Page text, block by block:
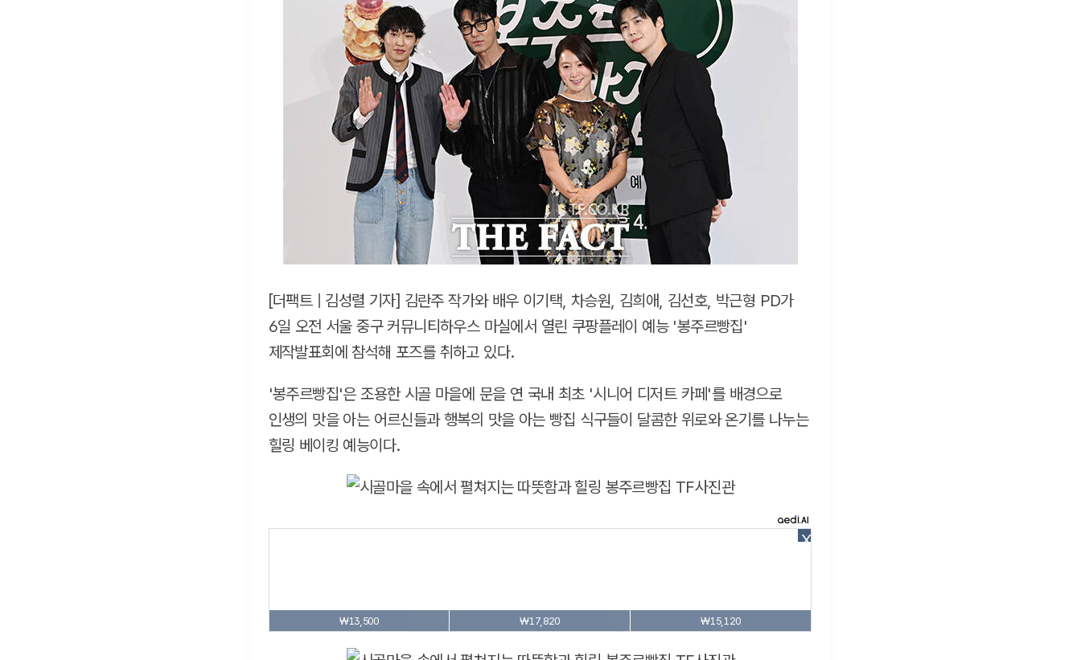
[더팩트 | 김성렬 기자] 김란주 작가와 배우 이기택, 차승원, 김희애, 김선호, 박근형 PD가
6일 오전 서울 중구 커뮤니티하우스 마실에서 열린 쿠팡플레이 예능 '봉주르빵집'
제작발표회에 참석해 포즈를 취하고 있다.
'봉주르빵집'은 조용한 시골 마을에 문을 연 국내 최초 '시니어 디저트 카페'를 배경으로
인생의 맛을 아는 어르신들과 행복의 맛을 아는 빵집 식구들이 달콤한 위로와 온기를 나누는
힐링 베이킹 예능이다.
X
₩13,500 ₩17,820 ₩15,120